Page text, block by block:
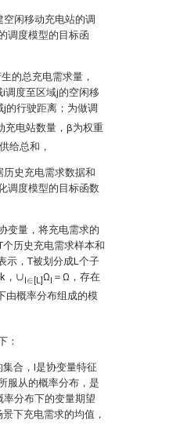
闲移动充电站的调
调度模型的目标函
的总充电需求量，
调度至区域j的空闲移
的行驶距离； 为做调
充电站数量，β为权重
给总和，
史充电需求数据和
调度模型的目标函数
变量，将充电需求的
历史充电需求样本和
示，T被划分成L个子
，∪l∈[L]Ωl ＝Ω，存在
由概率分布组成的模
：
合，I是协变量特征
服从的概率分布， 是
率分布下的变量期望
下充电需求的均值，